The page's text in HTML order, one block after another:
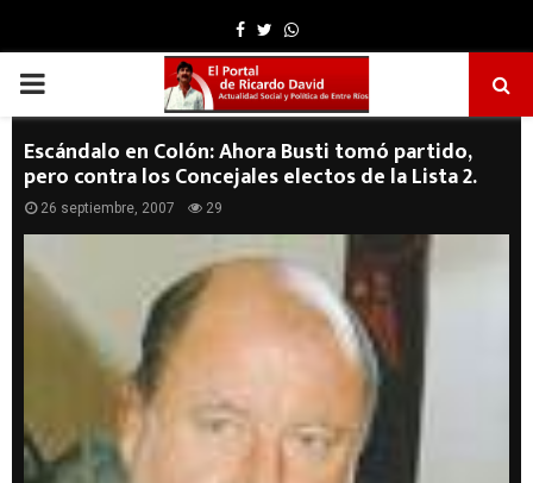
Facebook
TwitterWhatsapp
PRIMARY
MENU
Escándalo en Colón: Ahora Busti tomó partido,
pero contra los Concejales electos de la Lista 2.
26 septiembre, 2007 29